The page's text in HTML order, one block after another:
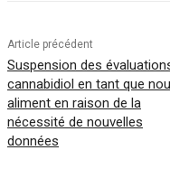
Article précédent
Suspension des
cannabidiol en tant que
aliment en raison de la
nécessité de nouvelles
données